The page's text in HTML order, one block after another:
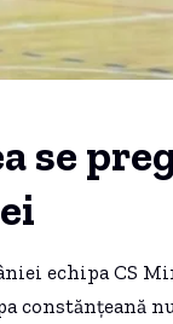
se
echipa CS
constănțeană